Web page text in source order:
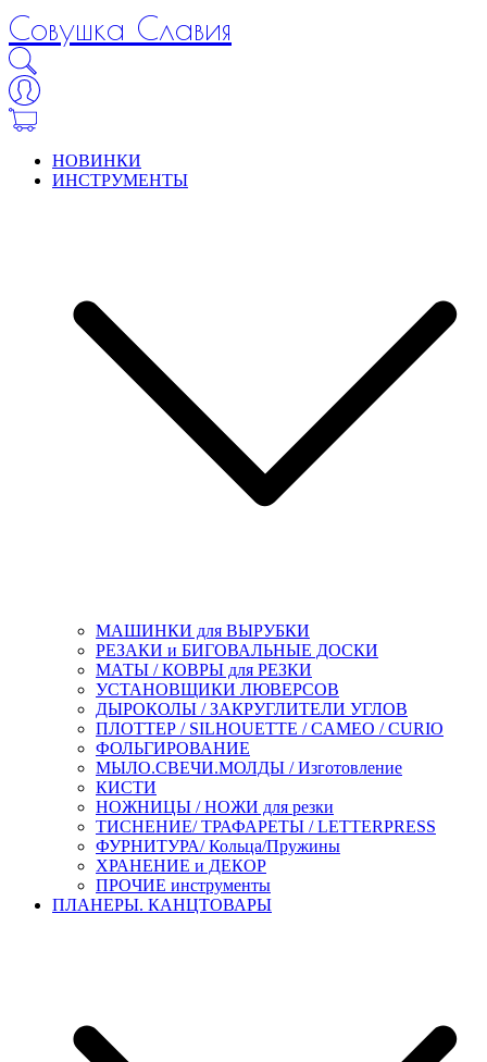
Совушка Славия
НОВИНКИ
ИНСТРУМЕНТЫ
МАШИНКИ для ВЫРУБКИ
РЕЗАКИ и БИГОВАЛЬНЫЕ ДОСКИ
МАТЫ / КОВРЫ для РЕЗКИ
УСТАНОВЩИКИ ЛЮВЕРСОВ
ДЫРОКОЛЫ / ЗАКРУГЛИТЕЛИ УГЛОВ
ПЛОТТЕР / SILHOUETTE / CAMEO / CURIO
ФОЛЬГИРОВАНИЕ
МЫЛО.СВЕЧИ.МОЛДЫ / Изготовление
КИСТИ
НОЖНИЦЫ / НОЖИ для резки
ТИСНЕНИЕ/ ТРАФАРЕТЫ / LETTERPRESS
ФУРНИТУРА/ Кольца/Пружины
ХРАНЕНИЕ и ДЕКОР
ПРОЧИЕ инструменты
ПЛАНЕРЫ. КАНЦТОВАРЫ